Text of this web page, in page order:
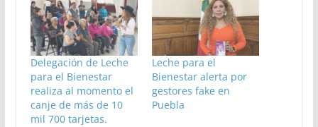
Delegación de Leche
para el Bienestar
realiza al momento el
canje de más de 10
mil 700 tarjetas.
Leche para el
Bienestar alerta por
gestores fake en
Puebla